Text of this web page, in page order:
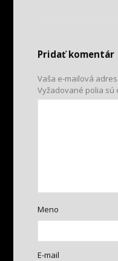
Pridať komentár
Vaša e-mailová
Vyžadované polia
Meno
E-mail